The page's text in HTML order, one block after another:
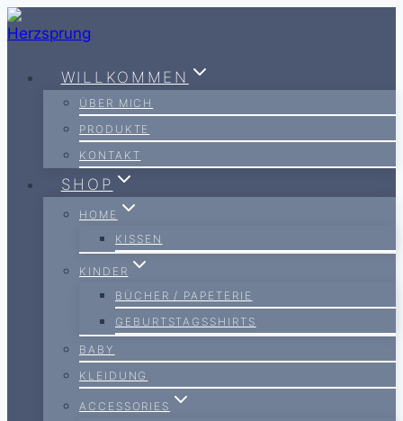
Zum
Inhalt
springen
WILLKOMMEN
ÜBER MICH
PRODUKTE
KONTAKT
SHOP
HOME
KISSEN
KINDER
BÜCHER / PAPETERIE
GEBURTSTAGSSHIRTS
BABY
KLEIDUNG
ACCESSORIES